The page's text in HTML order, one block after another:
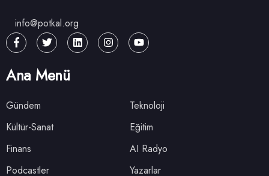
info@potkal.org
Ana Menü
Gündem
Teknoloji
Kültür-Sanat
Eğitim
Finans
AI Radyo
Podcastler
Yazarlar